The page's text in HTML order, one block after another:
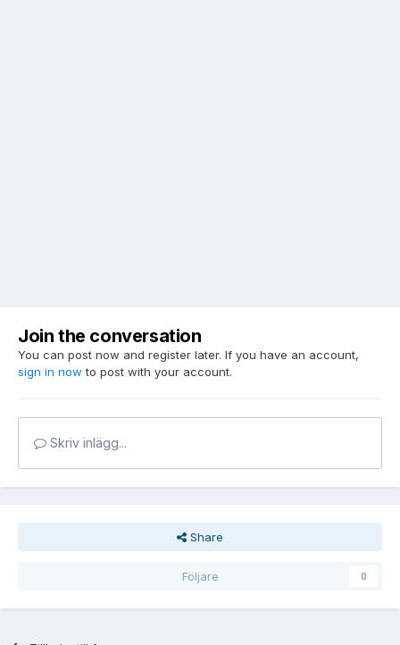
Join the conversation
You can post now and register later. If you have an account,
sign in now to post with your account.
Skriv inlägg...
Share
Följare 0